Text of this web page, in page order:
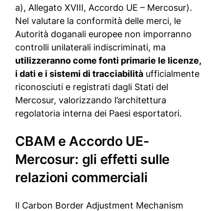
a), Allegato XVIII, Accordo UE – Mercosur).
Nel valutare la conformità delle merci, le
Autorità doganali europee non imporranno
controlli unilaterali indiscriminati, ma
utilizzeranno come fonti primarie le licenze,
i dati e i sistemi di tracciabilità ufficialmente
riconosciuti e registrati dagli Stati del
Mercosur, valorizzando l’architettura
regolatoria interna dei Paesi esportatori.
CBAM e Accordo UE-
Mercosur: gli effetti sulle
relazioni commerciali
Il Carbon Border Adjustment Mechanism